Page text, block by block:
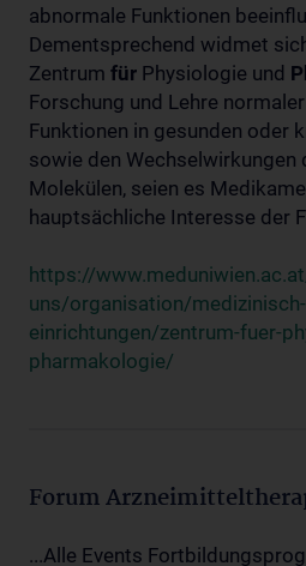
abnormale Funktionen
Dementsprechend widmet
Zentrum für Physiologie und
Forschung und Lehre
Funktionen in gesunden oder
sowie den Wechselwirkungen
Molekülen, seien es
hauptsächliche Interesse der
https://
uns/organisation/
einrichtungen/zentrum-fuer-
pharmakologie/
Forum
...Alle Events